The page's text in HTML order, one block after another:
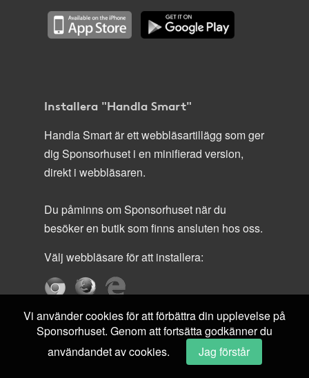
Installera "Handla Smart"
Handla Smart är ett webbläsartillägg som ger
dig Sponsorhuset i en minifierad version,
direkt i webbläsaren.
Du påminns om Sponsorhuset när du
besöker en butik som finns ansluten hos oss.
Välj webbläsare för att installera:
Vi använder cookies för att förbättra din upplevelse på
Sponsorhuset. Genom att fortsätta godkänner du
användandet av cookies.
Jag förstår